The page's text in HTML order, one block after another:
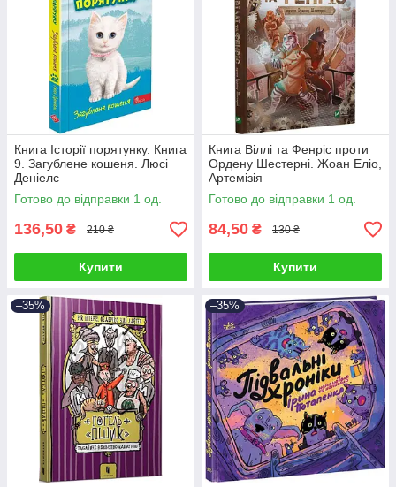
Книга Історії порятунку. Книга
9. Загублене кошеня. Люсі
Деніелс
Готово до відправки 1 од.
136,50 ₴ 210 ₴
Купити
Книга Віллі та Фенріс проти
Ордену Шестерні. Жоан Еліо,
Артемізія
Готово до відправки 1 од.
84,50 ₴ 130 ₴
Купити
–35% –35%